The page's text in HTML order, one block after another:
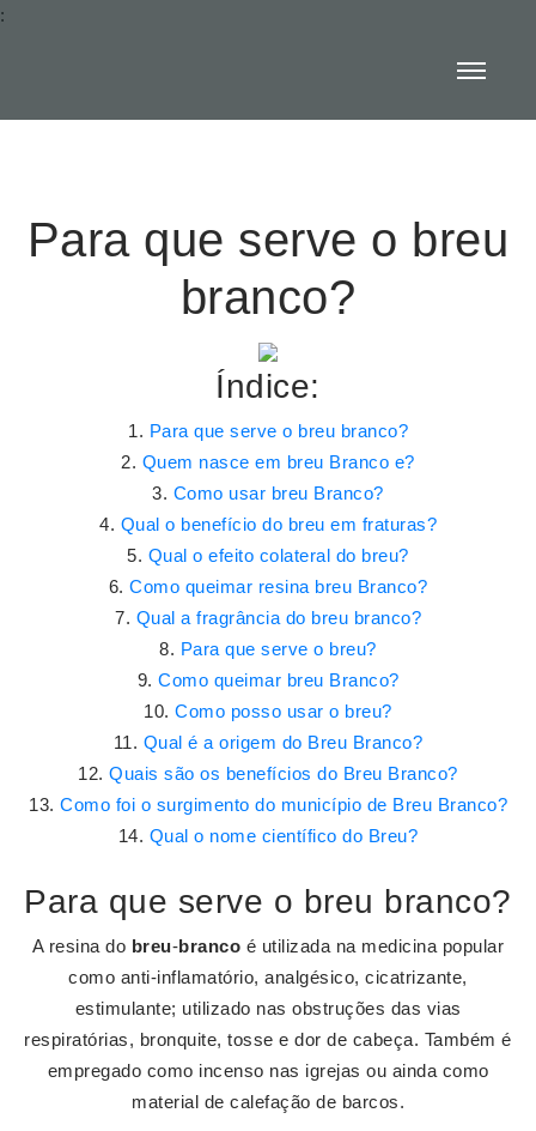
:
Para que serve o breu
branco?
Índice:
Para que serve o breu branco?
Quem nasce em breu Branco e?
Como usar breu Branco?
Qual o benefício do breu em fraturas?
Qual o efeito colateral do breu?
Como queimar resina breu Branco?
Qual a fragrância do breu branco?
Para que serve o breu?
Como queimar breu Branco?
Como posso usar o breu?
Qual é a origem do Breu Branco?
Quais são os benefícios do Breu Branco?
Como foi o surgimento do município de Breu Branco?
Qual o nome científico do Breu?
Para que serve o breu branco?
A resina do breu-branco é utilizada na medicina popular
como anti-inflamatório, analgésico, cicatrizante,
estimulante; utilizado nas obstruções das vias
respiratórias, bronquite, tosse e dor de cabeça. Também é
empregado como incenso nas igrejas ou ainda como
material de calefação de barcos.